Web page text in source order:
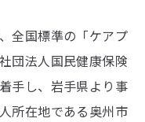
全国標準の「ケアプ
団法人国民健康保険
手し、岩手県より事
所在地である奥州市